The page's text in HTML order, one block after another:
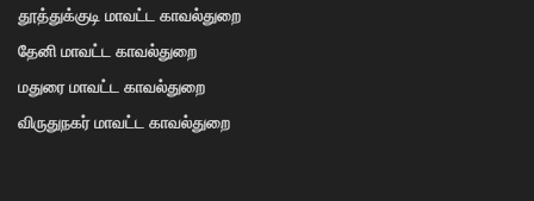
தூத்துக்குடி மாவட்ட காவல்துறை
தேனி மாவட்ட காவல்துறை
மதுரை மாவட்ட காவல்துறை
விருதுநகர் மாவட்ட காவல்துறை